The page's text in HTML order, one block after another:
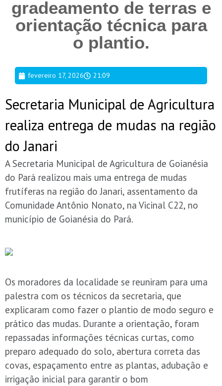
gradeamento de terras e
orientação técnica para
o plantio.
fevereiro 17, 2026 21:09
Secretaria Municipal de Agricultura
realiza entrega de mudas na região
do Janari
A Secretaria Municipal de Agricultura de Goianésia
do Pará realizou mais uma entrega de mudas
frutíferas na região do Janari, assentamento da
Comunidade Antônio Nonato, na Vicinal C22, no
município de Goianésia do Pará.
Os moradores da localidade se reuniram para uma
palestra com os técnicos da secretaria, que
explicaram como fazer o plantio de modo seguro e
prático das mudas. Durante a orientação, foram
repassadas informações técnicas curtas, como
preparo adequado do solo, abertura correta das
covas, espaçamento entre as plantas, adubação e
irrigação inicial para garantir o bom